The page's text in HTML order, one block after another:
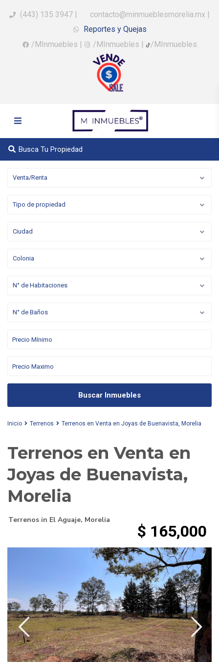
(443) 135 3947 | contacto@minmueblesmorelia.mx |
Reportes y Quejas
/MInmuebles | /MInmuebles | /MInmuebles
Busca Tu Propiedad
Venta/Renta
Tipo de propiedad
Ciudad
Colonia
N° de Habitaciones
N° de Baños
Buscar Inmuebles
Inicio Terrenos Terrenos en Venta en Joyas de Buenavista, Morelia
Terrenos en Venta en
Joyas de Buenavista,
Morelia
Terrenos in El Aguaje, Morelia
$ 165,000